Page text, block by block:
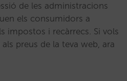
de les administracions
els consumidors a
impostos i recàrrecs. Si vols
preus de la teva web, ara